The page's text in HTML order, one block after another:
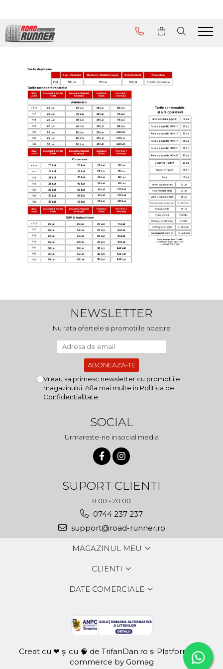
Servicii
Asistență în caz de pană
Hotel de anvelope
NEWSLETTER
Nu rata ofertele si promotiile noastre
Vreau sa primesc newsletter cu promotiile
magazinului. Afla mai multe in Politica de
Confidentialitate
SOCIAL
Urmareste-ne in social media
SUPORT CLIENTI
8:00 - 20:00
0744 237 237
support@road-runner.ro
MAGAZINUL MEU
CLIENTI
DATE COMERCIALE
Creat cu ❤ și cu 🧠 de TrifanDan.ro si Platforma E-
commerce by Gomag